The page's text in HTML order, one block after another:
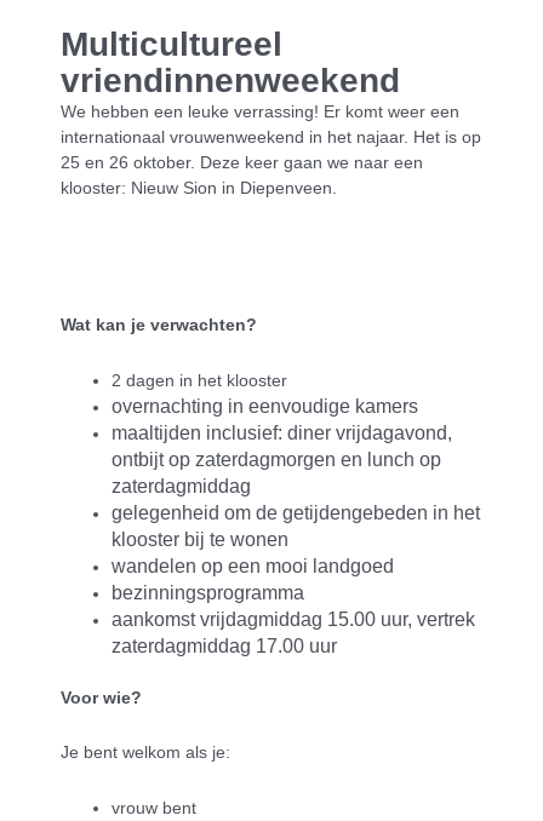
Multicultureel
vriendinnenweekend
We hebben een leuke verrassing! Er komt weer een
internationaal vrouwenweekend in het najaar. Het is op
25 en 26 oktober. Deze keer gaan we naar een
klooster: Nieuw Sion in Diepenveen.
Wat kan je verwachten?
2 dagen in het klooster
overnachting in eenvoudige kamers
maaltijden inclusief: diner vrijdagavond,
ontbijt op zaterdagmorgen en lunch op
zaterdagmiddag
gelegenheid om de getijdengebeden in het
klooster bij te wonen
wandelen op een mooi landgoed
bezinningsprogramma
aankomst vrijdagmiddag 15.00 uur, vertrek
zaterdagmiddag 17.00 uur
Voor wie?
Je bent welkom als je:
vrouw bent